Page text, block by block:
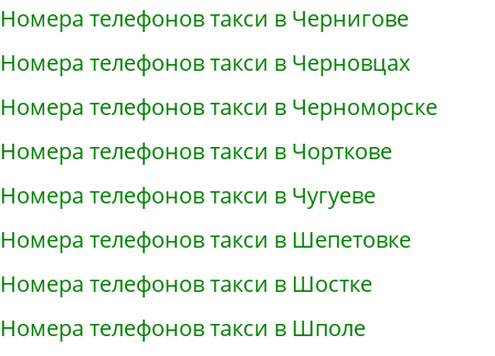
Номера телефонов такси в Чернигове
Номера телефонов такси в Черновцах
Номера телефонов такси в Черноморске
Номера телефонов такси в Чорткове
Номера телефонов такси в Чугуеве
Номера телефонов такси в Шепетовке
Номера телефонов такси в Шостке
Номера телефонов такси в Шполе